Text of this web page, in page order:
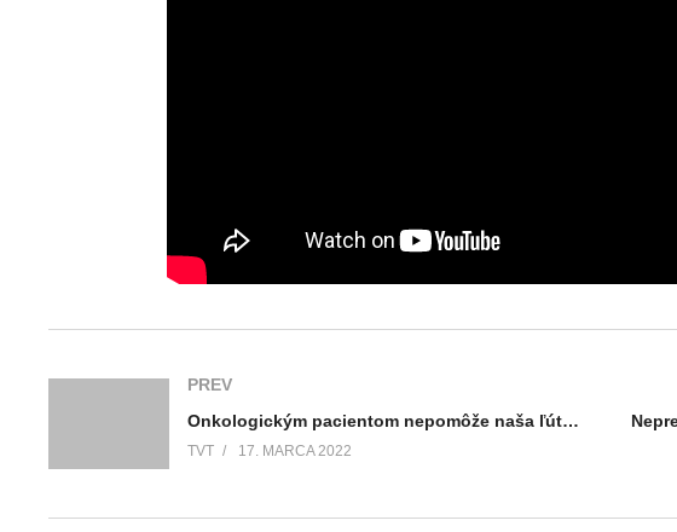
PREV
Onkologickým pacientom nepomôže naša ľútosť. Potrebujú skôr naštartovať, aby mohli bojovať
TVT 17. MARCA 2022